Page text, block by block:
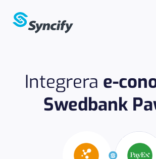
Integrera e-
Swedbank